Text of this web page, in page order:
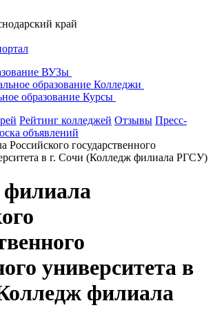
край
ВУЗы
образование Колледжи
образование Курсы
Рейтинг колледжей Отзывы Пресс-
объявлений
университета в
филиала